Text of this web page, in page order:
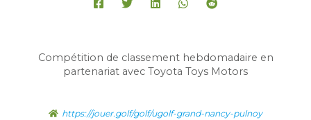
Compétition de classement hebdomadaire en
partenariat avec Toyota Toys Motors
https://jouer.golf/golf/ugolf-grand-nancy-pulnoy